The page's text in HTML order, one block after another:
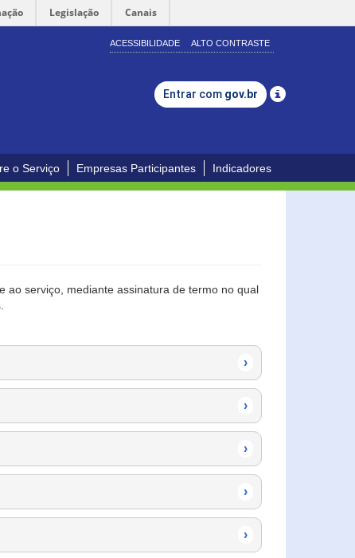
Legislação Canais
ACESSIBILIDADE ALTO CONTRASTE
Entrar com gov.br
o Serviço Empresas Participantes Indicadores
serviço, mediante assinatura de termo no qual
›
›
›
›
›